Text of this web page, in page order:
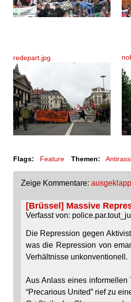
redepart.jpg
Flags: Feature Themen:
Zeige Kommentare:
[Brüssel] Massive
Verfasst von:
Die Repression gegen
was die Repression von
Verhältnisse unkonventionell.
Aus Anlass eines informellen
“Precarious United” rief zu